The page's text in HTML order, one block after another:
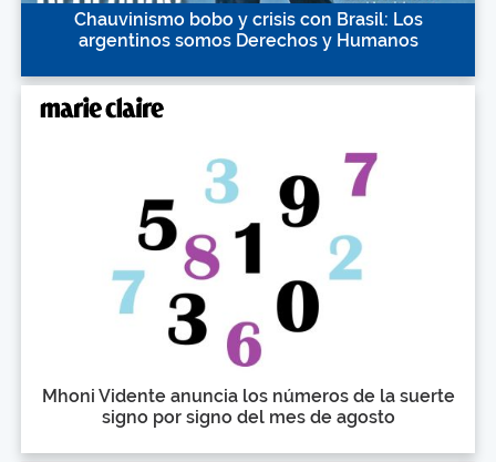
Chauvinismo bobo y crisis con Brasil: Los
argentinos somos Derechos y Humanos
Mhoni Vidente anuncia los números de la suerte
signo por signo del mes de agosto